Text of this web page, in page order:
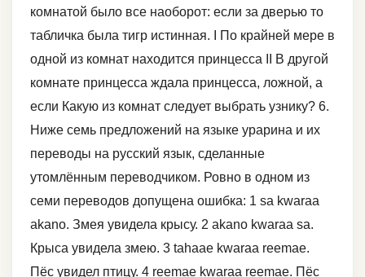
комнатой было все наоборот: если за дверью то
табличка была тигр истинная. I По крайней мере в
одной из комнат находится принцесса II В другой
комнате принцесса ждала принцесса, ложной, а
если Какую из комнат следует выбрать узнику? 6.
Ниже семь предложений на языке урарина и их
переводы на русский язык, сделанные
утомлённым переводчиком. Ровно в одном из
семи переводов допущена ошибка: 1 sa kwaraa
akano. Змея увидела крысу. 2 akano kwaraa sa.
Крыса увидела змею. 3 tahaae kwaraa reemae.
Пёс увидел птицу. 4 reemae kwaraa reemae. Пёс